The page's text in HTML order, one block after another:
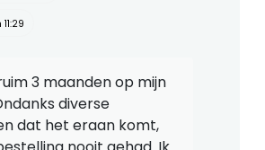
3 maanden op mijn
diverse
dat het eraan komt,